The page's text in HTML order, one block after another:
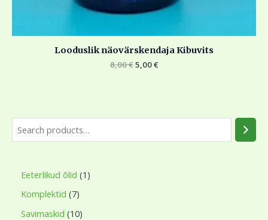
Eeterlikud õlid 1
Komplektid 7
Savimaskid 10
Looduslik näovärskendaja Kibuvits
8,00€5,00€